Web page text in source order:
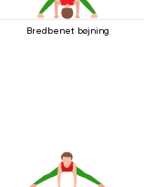
Bredbenet bøjning